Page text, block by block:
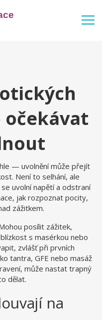
očekávat
— uvolnění může přejít
Není to selhání, ale
uvolní napětí a odstraní
jak rozpoznat pocity,
zážitkem.
posílit zážitek,
s masérkou nebo
zvlášť při prvních
tantra, GFE nebo masáž
může nastat trapný
dělat.
na